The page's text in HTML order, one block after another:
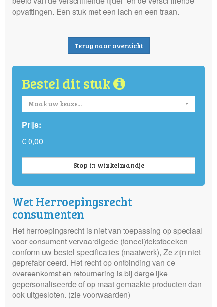
opvattingen. Een stuk met een lach en een traan.
Terug naar overzicht
Bestel dit stuk
Maak uw keuze...
Prijs:
€ 0,00
Stop in winkelmandje
Wet Herroepingsrecht
consumenten
Het herroepingsrecht is niet van toepassing op speciaal
voor consument vervaardigede (toneel)tekstboeken
conform uw bestel specificaties (maatwerk), Ze zijn niet
geprefabriceerd. Het recht op ontbinding van de
overeenkomst en retournering is bij dergelijke
gepersonaliseerde of op maat gemaakte producten dan
ook uitgesloten. (zie voorwaarden)